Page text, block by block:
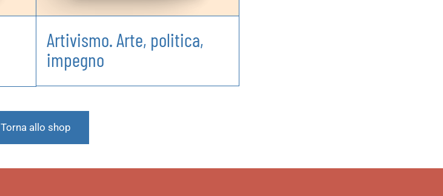
Artivismo. Arte, politica,
impegno
Torna allo shop